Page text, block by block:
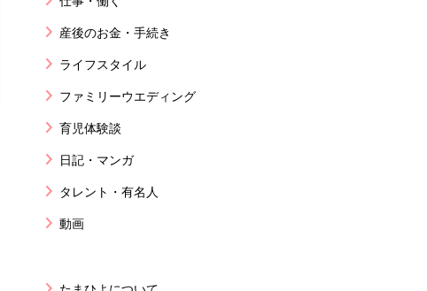
産後のお金・手続き
ライフスタイル
ファミリーウエディング
育児体験談
日記・マンガ
タレント・有名人
動画